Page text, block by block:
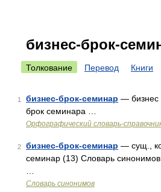
бизнес-брок-
Толкование Перевод Книги
1 бизнес-брок-семинар — бизнес
брок семинара …
Орфографический словарь-
2 бизнес-брок-семинар — сущ.,
семинар (13) Словарь
Словарь синонимов